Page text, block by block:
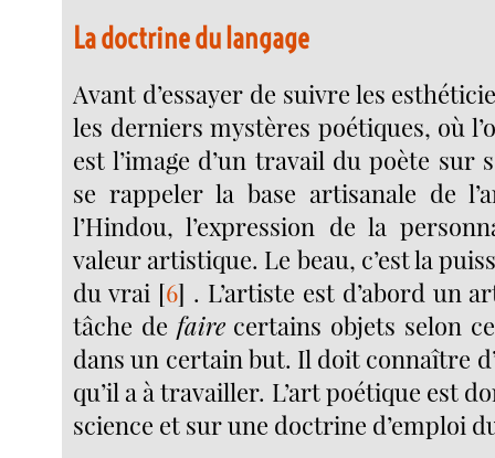
La doctrine du langage
Avant d’essayer de suivre les
les derniers mystères poétiques, où
est l’image d’un travail du poète sur
se rappeler la base artisanale de
l’Hindou, l’expression de la
valeur artistique. Le beau, c’est la
du vrai [6] . L’artiste est d’abord un
tâche de fairecertains objets selon
dans un certain but. Il doit connaître
qu’il a à travailler. L’art poétique est
science et sur une doctrine d’emploi